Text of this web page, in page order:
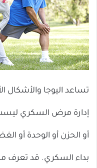
تساعد اليوجا والأشكال
إدارة مرض السكري ليست
أو الحزن أو الوحدة أو
بداء السكري. قد تعرف